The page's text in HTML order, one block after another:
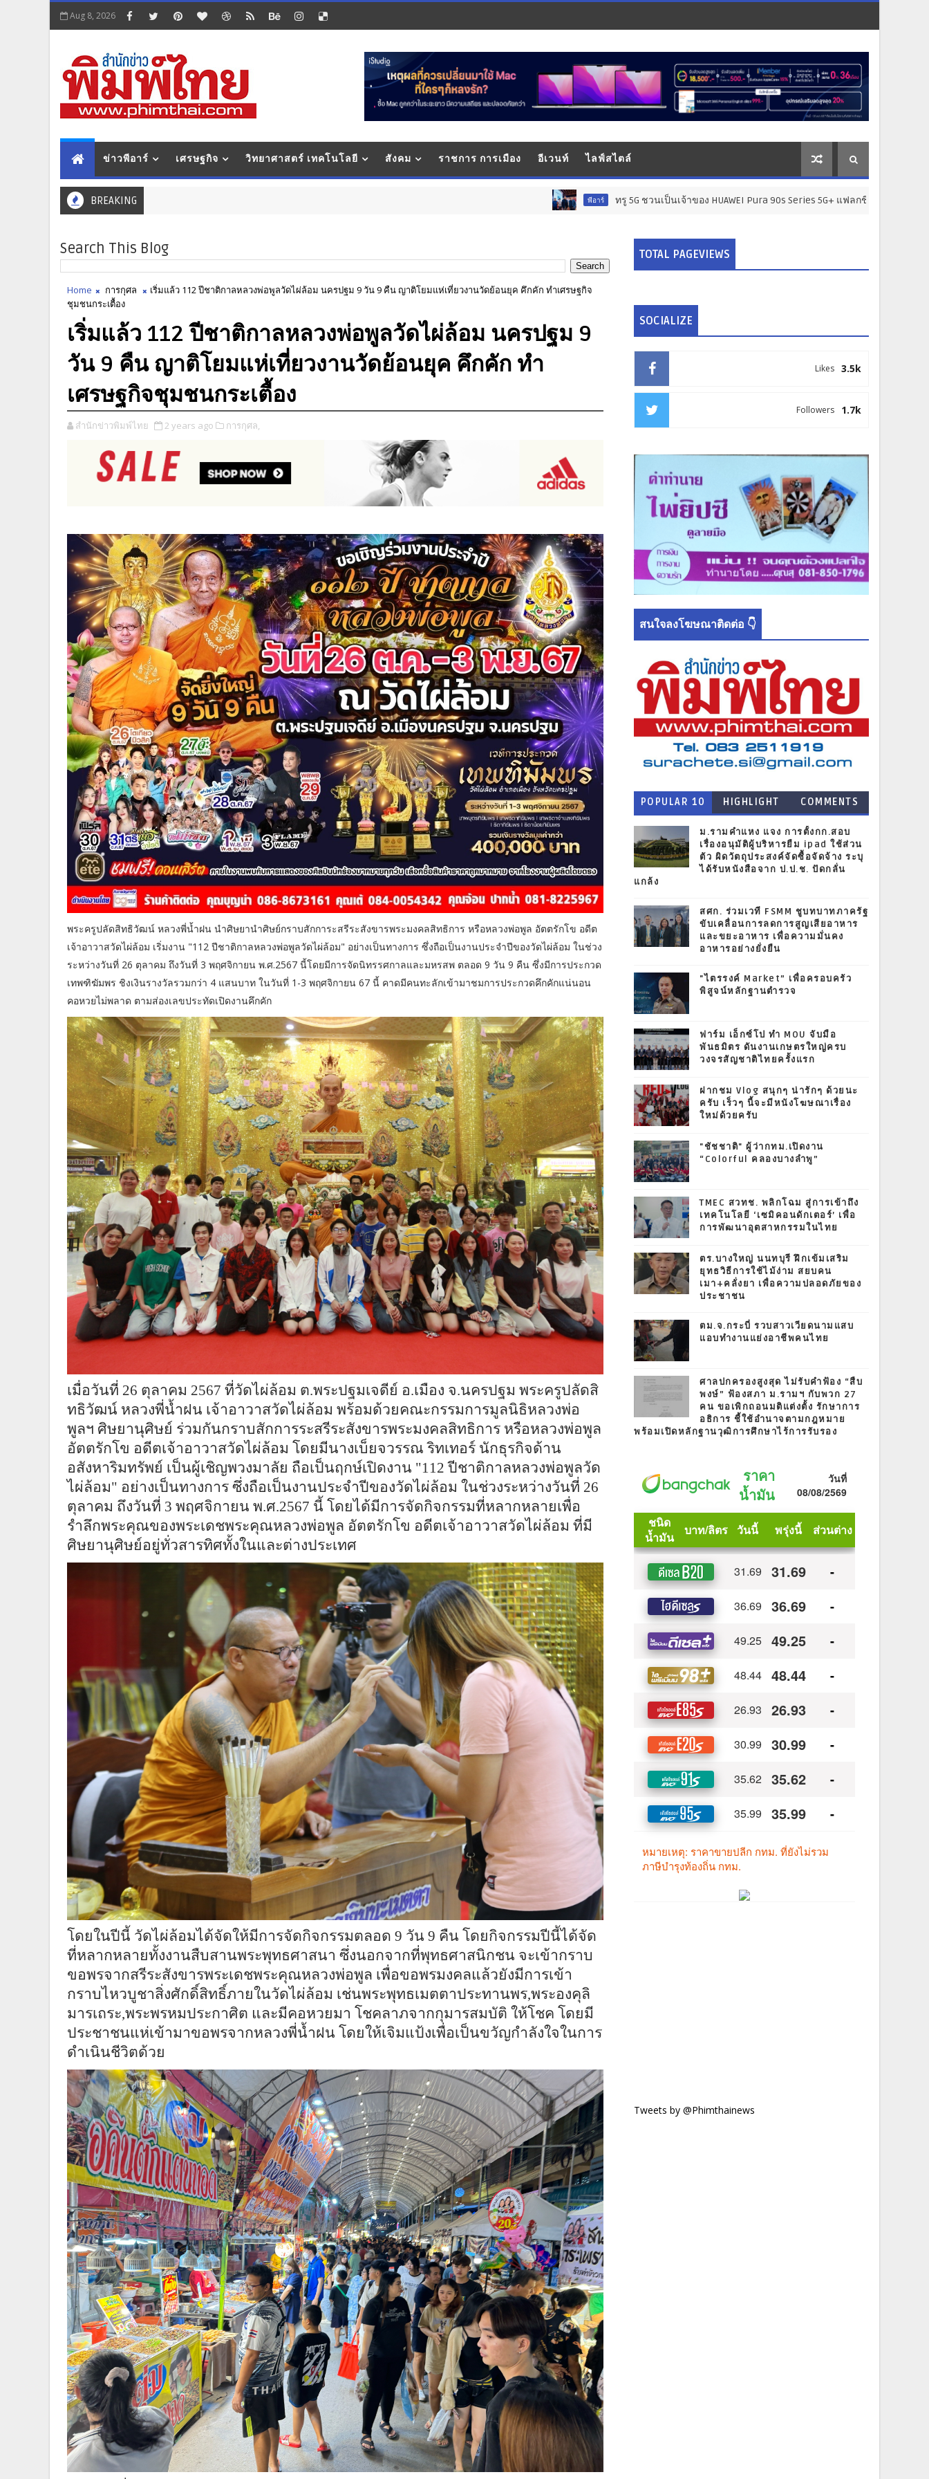
Aug 8, 2026
ข่าวพีอาร์ เศรษฐกิจ วิทยาศาสตร์ เทคโนโลยี สังคม ราชการ การเมือง อีเวนท์ ไลฟ์สไตล์
BREAKING ทรู 5G ชวนเป็นเจ้าของ HUAWEI Pura 90s Series 5G+ แฟลกชิปกล้องระดับผู้นำ ได้ง่าย
Search This Blog
Home การกุศล
เริ่มแล้ว 112 ปีชาติกาลหลวงพ่อพูลวัดไผ่ล้อม นครปฐม 9 วัน 9 คืน ญาติโยมแห่เที่ยวงานวัดย้อนยุค คึกคัก ทำเศรษฐกิจ
ชุมชนกระเตื้อง
เริ่มแล้ว 112 ปีชาติกาลหลวงพ่อพูลวัดไผ่ล้อม นครปฐม 9
วัน 9 คืน ญาติโยมแห่เที่ยวงานวัดย้อนยุค คึกคัก ทำ
เศรษฐกิจชุมชนกระเตื้อง
สำนักข่าวพิมพ์ไทย 2 years ago การกุศล,
พระครูปลัดสิทธิวัฒน์ หลวงพี่น้ำฝน นำศิษยานำศิษย์กราบสักการะสรีระสังขารพระมงคลสิทธิการ หรือหลวงพ่อพูล อัตตรักโข อดีต
เจ้าอาวาสวัดไผ่ล้อม เริ่มงาน "112 ปีชาติกาลหลวงพ่อพูลวัดไผ่ล้อม" อย่างเป็นทางการ ซึ่งถือเป็นงานประจำปีของวัดไผ่ล้อม ในช่วง
ระหว่างวันที่ 26 ตุลาคม ถึงวันที่ 3 พฤศจิกายน พ.ศ.2567 นี้โดยมีการจัดนิทรรศกาลและมหรสพ ตลอด 9 วัน 9 คืน ซึ่งมีการประกวด
เทพฑิฆัมพร ชิงเงินรางวัลรวมกว่า 4 แสนบาท ในวันที่ 1-3 พฤศจิกายน 67 นี้ คาดมีคนทะลักเข้ามาชมการประกวดคึกคักแน่นอน
คอหวยไม่พลาด ตามส่องเลขประทัดเปิดงานคึกคัก
เมื่อวันที่ 26 ตุลาคม 2567 ที่วัดไผ่ล้อม ต.พระปฐมเจดีย์ อ.เมือง จ.นครปฐม พระครูปลัดสิ
ทธิวัฒน์ หลวงพี่น้ำฝน เจ้าอาวาสวัดไผ่ล้อม พร้อมด้วยคณะกรรมการมูลนิธิหลวงพ่อ
พูลฯ ศิษยานุศิษย์ ร่วมกันกราบสักการระสรีระสังขารพระมงคลสิทธิการ หรือหลวงพ่อพูล
อัตตรักโข อดีตเจ้าอาวาสวัดไผ่ล้อม โดยมีนางเบ็ยจวรรณ ริทเทอร์ นักธุรกิจด้าน
อสังหาริมทรัพย์ เป็นผู้เชิญพวงมาลัย ถือเป็นฤกษ์เปิดงาน "112 ปีชาติกาลหลวงพ่อพูลวัด
ไผ่ล้อม" อย่างเป็นทางการ ซึ่งถือเป็นงานประจำปีของวัดไผ่ล้อม ในช่วงระหว่างวันที่ 26
ตุลาคม ถึงวันที่ 3 พฤศจิกายน พ.ศ.2567 นี้ โดยได้มีการจัดกิจกรรมที่หลากหลายเพื่อ
รำลึกพระคุณของพระเดชพระคุณหลวงพ่อพูล อัตตรักโข อดีตเจ้าอาวาสวัดไผ่ล้อม ที่มี
ศิษยานุศิษย์อยู่ทั่วสารทิศทั้งในและต่างประเทศ
โดยในปีนี้ วัดไผ่ล้อมได้จัดให้มีการจัดกิจกรรมตลอด 9 วัน 9 คืน โดยกิจกรรมปีนี้ได้จัด
ที่หลากหลายทั้งงานสืบสานพระพุทธศาสนา ซึ่งนอกจากที่พุทธศาสนิกชน จะเข้ากราบ
ขอพรจากสรีระสังขารพระเดชพระคุณหลวงพ่อพูล เพื่อขอพรมงคลแล้วยังมีการเข้า
กราบไหวบูชาสิ่งศักดิ์สิทธิ์ภายในวัดไผ่ล้อม เช่นพระพุทธเมตตาประทานพร,พระองคุลิ
มารเถระ,พระพรหมประกาศิต และมีคอหวยมา โชคลาภจากกุมารสมบัติ ให้โชค โดยมี
ประชาชนแห่เข้ามาขอพรจากหลวงพี่น้ำฝน โดยให้เจิมแป้งเพื่อเป็นขวัญกำลังใจในการ
ดำเนินชีวิตด้วย
TOTAL PAGEVIEWS
SOCIALIZE
3.5k
Likes
1.7k
Followers
สนใจลงโฆษณาติดต่อ 👇
POPULAR 10
HIGHLIGHT
COMMENTS
ม.รามคำแหง แจง การตั้งกก.สอบ
เรื่องอนุมัติผู้บริหารยืม ipad ใช้ส่วน
ตัว ผิดวัตถุประสงค์จัดซื้อจัดจ้าง ระบุ
ได้รับหนังสือจาก ป.ป.ช. ปัดกลั่น
แกล้ง
สศก. ร่วมเวที FSMM ชูบทบาทภาครัฐ
ขับเคลื่อนการลดการสูญเสียอาหาร
และขยะอาหาร เพื่อความมั่นคง
อาหารอย่างยั่งยืน
"ไตรรงค์ Market” เพื่อครอบครัว
พิสูจน์หลักฐานตำรวจ
ฟาร์ม เอ็กซ์โป ทำ MOU จับมือ
พันธมิตร ดันงานเกษตรใหญ่ครบ
วงจรสัญชาติไทยครั้งแรก
ฝากชม Vlog สนุกๆ น่ารักๆ ด้วยนะ
ครับ เร็วๆ นี้จะมีหนังโฆษณาเรื่อง
ใหม่ด้วยครับ
"ชัชชาติ" ผู้ว่ากทม.เปิดงาน
“Colorful คลองบางลำพู”
TMEC สวทช. พลิกโฉม สู่การเข้าถึง
เทคโนโลยี ‘เซมิคอนดักเตอร์’ เพื่อ
การพัฒนาอุตสาหกรรมในไทย
ตร.บางใหญ่ นนทบุรี ฝึกเข้มเสริม
ยุทธวิธีการใช้ไม้ง่าม สยบคน
เมา+คลั่งยา เพื่อความปลอดภัยของ
ประชาชน
ตม.จ.กระบี่ รวบสาวเวียดนามแสบ
แอบทำงานแย่งอาชีพคนไทย
ศาลปกครองสูงสุด ไม่รับคำฟ้อง “สืบ
พงษ์” ฟ้องสภา ม.รามฯ กับพวก 27
คน ขอเพิกถอนมติแต่งตั้ง รักษาการ
อธิการ ชี้ใช้อำนาจตามกฎหมาย
พร้อมเปิดหลักฐานวุฒิการศึกษาไร้การรับรอง
Tweets by @Phimthainews